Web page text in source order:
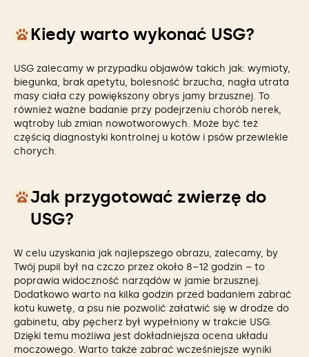
Kiedy warto wykonać USG?
USG zalecamy w przypadku objawów takich jak: wymioty,
biegunka, brak apetytu, bolesność brzucha, nagła utrata
masy ciała czy powiększony obrys jamy brzusznej. To
również ważne badanie przy podejrzeniu chorób nerek,
wątroby lub zmian nowotworowych. Może być też
częścią diagnostyki kontrolnej u kotów i psów przewlekle
chorych.
Jak przygotować zwierzę do
USG?
W celu uzyskania jak najlepszego obrazu, zalecamy, by
Twój pupil był na czczo przez około 8–12 godzin – to
poprawia widoczność narządów w jamie brzusznej.
Dodatkowo warto na kilka godzin przed badaniem zabrać
kotu kuwetę, a psu nie pozwolić załatwić się w drodze do
gabinetu, aby pęcherz był wypełniony w trakcie USG.
Dzięki temu możliwa jest dokładniejsza ocena układu
moczowego. Warto także zabrać wcześniejsze wyniki